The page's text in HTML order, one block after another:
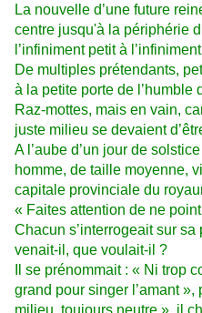
La nouvelle d’une future
centre jusqu'à la périphérie
l’infiniment petit à
De multiples prétendants,
à la petite porte de l’humble
Raz-mottes, mais en vain,
juste milieu se devaient
A l’aube d’un jour de
homme, de taille moyenne,
capitale provinciale du
« Faites attention de ne point
Chacun s’interrogeait sur sa
venait-il, que voulait-il ?
Il se prénommait : « Ni trop
grand pour singer l’amant
milieu, toujours neutre », il